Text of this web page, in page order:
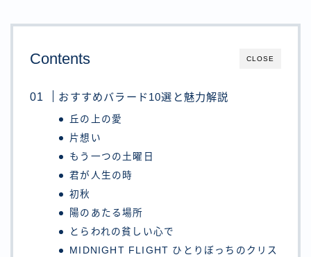
CLOSE
Contents
おすすめバラード10選と魅力解説
丘の上の愛
片想い
もう一つの土曜日
君が人生の時
初秋
陽のあたる場所
とらわれの貧しい心で
MIDNIGHT FLIGHT ひとりぼっちのクリス